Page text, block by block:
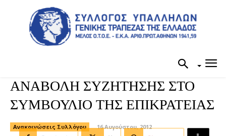
ΑΝΑΒΟΛΗ ΣΥΖΗΤΗΣΗΣ ΣΤΟ
ΣΥΜΒΟΥΛΙΟ ΤΗΣ ΕΠΙΚΡΑΤΕΙΑΣ
Ανακοινώσεις Συλλόγου
16 Αυγούστου, 2012